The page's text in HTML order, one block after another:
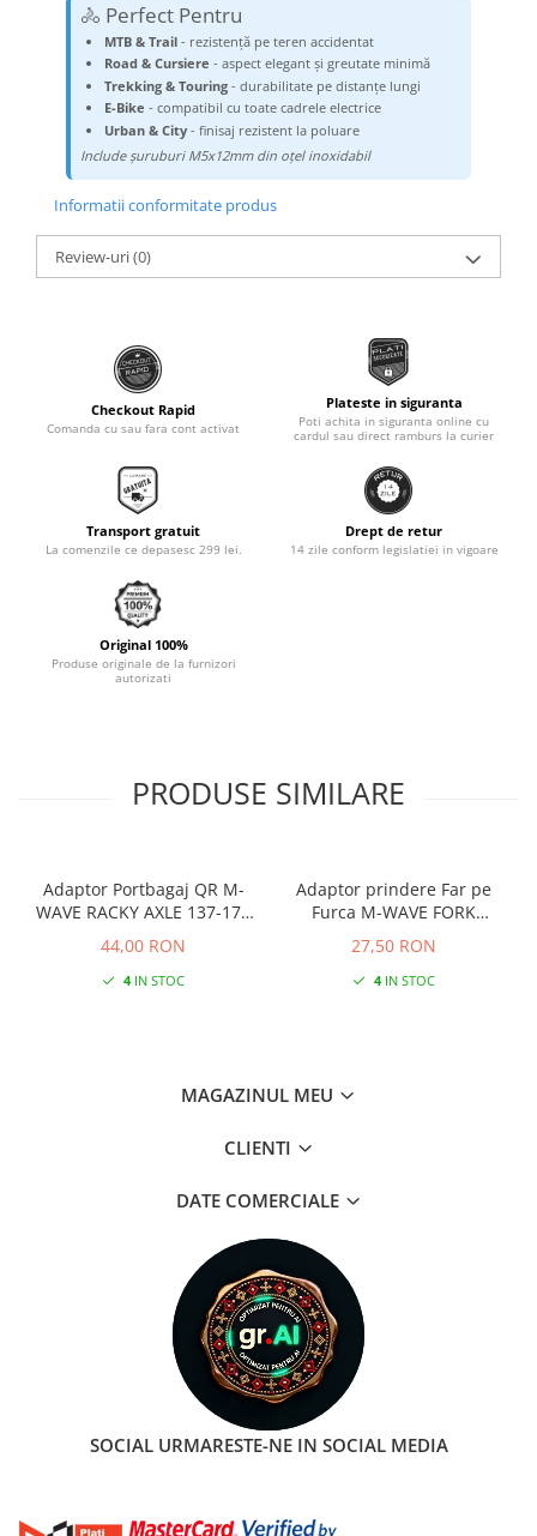
🚴 Perfect Pentru
MTB & Trail- rezistență pe teren accidentat
Road & Cursiere - aspect elegant și greutate minimă
Trekking & Touring- durabilitate pe distanțe lungi
E-Bike - compatibil cu toate cadrele electrice
Urban & City- finisaj rezistent la poluare
Include șuruburi M5x12mm din oțel inoxidabil
Informatii conformitate produs
Review-uri(0)
Checkout Rapid
Comanda cu sau fara cont activat
Plateste in siguranta
Poti achita in siguranta online cu
cardul sau direct ramburs la curier
Transport gratuit
La comenzile ce depasesc 299 lei.
Drept de retur
14 zile conform legislatiei in vigoare
Original 100%
Produse originale de la furnizori
autorizati
PRODUSE SIMILARE
Adaptor Portbagaj QR M-
WAVE RACKY AXLE 137-177
mm
44,00 RON
4IN STOC
Adaptor prindere Far pe
Furca M-WAVE FORK
COCKPIT Negru
27,50 RON
4IN STOC
MAGAZINUL MEU
CLIENTI
DATE COMERCIALE
SOCIAL URMARESTE-NE IN SOCIAL MEDIA